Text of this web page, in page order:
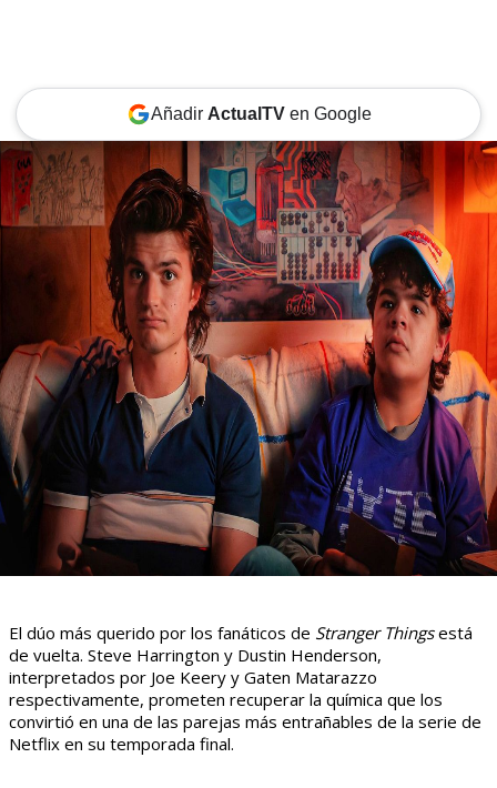
Añadir ActualTVen Google
El dúo más querido por los fanáticos de Stranger Thingsestá
de vuelta. Steve Harrington y Dustin Henderson,
interpretados por Joe Keery y Gaten Matarazzo
respectivamente, prometen recuperar la química que los
convirtió en una de las parejas más entrañables de la serie de
Netflix en su temporada final.